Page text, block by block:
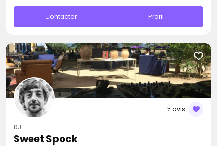
Contacter Profil
5 avis
DJ
Sweet Spock